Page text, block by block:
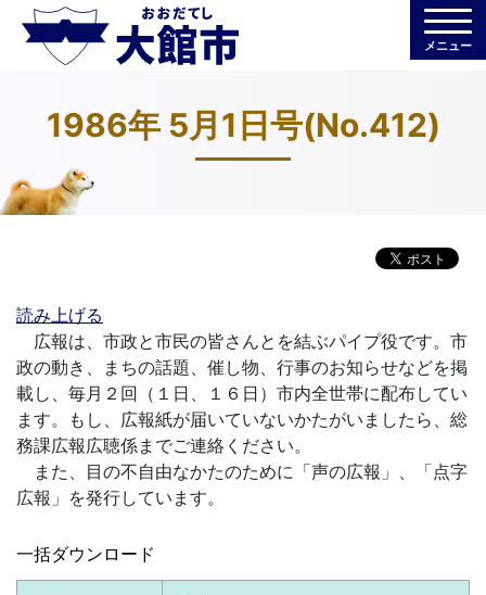
メニュー
1986年 5月1日号(No.412)
読み上げる
広報は、市政と市民の皆さんとを結ぶパイプ役です。市
政の動き、まちの話題、催し物、行事のお知らせなどを掲
載し、毎月２回（１日、１６日）市内全世帯に配布してい
ます。もし、広報紙が届いていないかたがいましたら、総
務課広報広聴係までご連絡ください。
また、目の不自由なかたのために「声の広報」、「点字
広報」を発行しています。
一括ダウンロード